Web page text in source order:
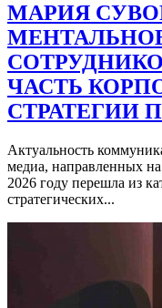
МАРИЯ
ЧАСТЬ
СТРАТЕГИИ
Актуальность
медиа, направленных на
2026 году перешла из
стратегических...